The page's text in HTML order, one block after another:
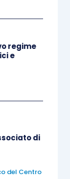
altrimenti
tassazione
nessuna)
reddituali.
da
il nuovo
quando si
regime
e
di
del Centro